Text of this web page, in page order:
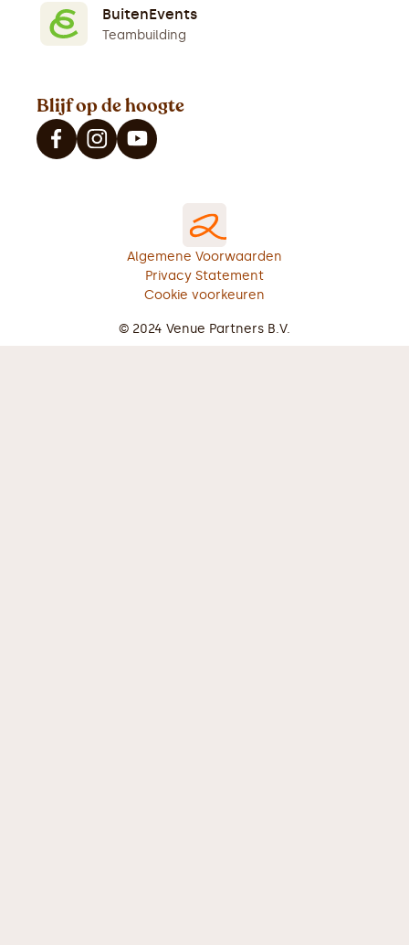
BuitenEvents
Teambuilding
Blijf op de hoogte
Algemene Voorwaarden
Privacy Statement
Cookie voorkeuren
© 2024 Venue Partners B.V.